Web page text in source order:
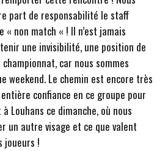
part de responsabilité le staff
« non match « ! Il n’est jamais
une invisibilité, une position de
car nous sommes
weekend. Le chemin est encore très
confiance en ce groupe pour
Louhans ce dimanche, où nous
un autre visage et ce que valent
joueurs !